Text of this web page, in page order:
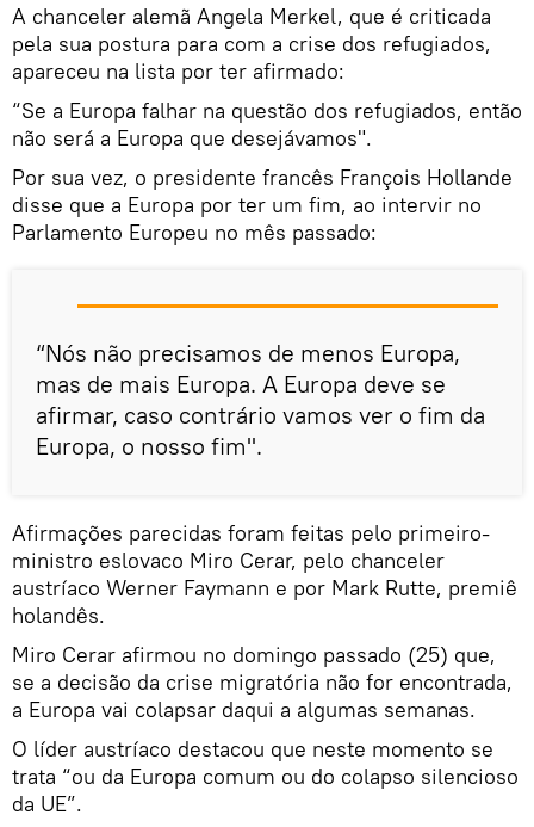
A chanceler alemã Angela Merkel, que é criticada
pela sua postura para com a crise dos refugiados,
apareceu na lista por ter afirmado:
“Se a Europa falhar na questão dos refugiados, então
não será a Europa que desejávamos".
Por sua vez, o presidente francês François Hollande
disse que a Europa por ter um fim, ao intervir no
Parlamento Europeu no mês passado:
“Nós não precisamos de menos Europa,
mas de mais Europa. A Europa deve se
afirmar, caso contrário vamos ver o fim da
Europa, o nosso fim".
Afirmações parecidas foram feitas pelo primeiro-
ministro eslovaco Miro Cerar, pelo chanceler
austríaco Werner Faymann e por Mark Rutte, premiê
holandês.
Miro Cerar afirmou no domingo passado (25) que,
se a decisão da crise migratória não for encontrada,
a Europa vai colapsar daqui a algumas semanas.
O líder austríaco destacou que neste momento se
trata “ou da Europa comum ou do colapso silencioso
da UE”.